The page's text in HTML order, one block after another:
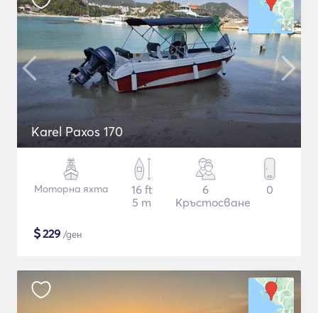
Karel Paxos 170
Моторна яхта
16 ft
5 m
6
Кръстосване
0
$229 /ден